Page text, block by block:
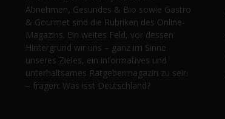
Abnehmen, Gesundes & Bio sowie Gastro
& Gourmet sind die Rubriken des Online-
Magazins. Ein weites Feld, vor dessen
Hintergrund wir uns – ganz im Sinne
unseres Zieles, ein informatives und
unterhaltsames Ratgebermagazin zu sein
– fragen: Was isst Deutschland?